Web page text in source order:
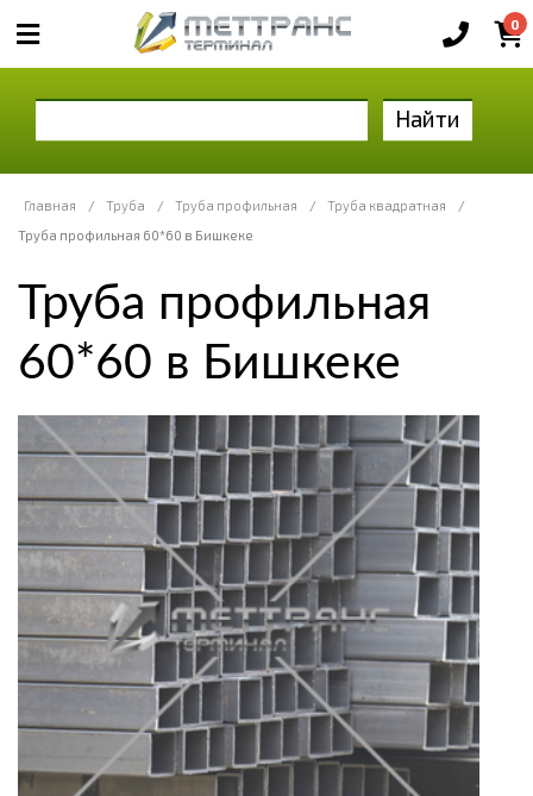
0
Найти
Главная / Труба / Труба профильная / Труба квадратная
/
Труба профильная 60*60 в Бишкеке
Труба профильная
60*60 в Бишкеке